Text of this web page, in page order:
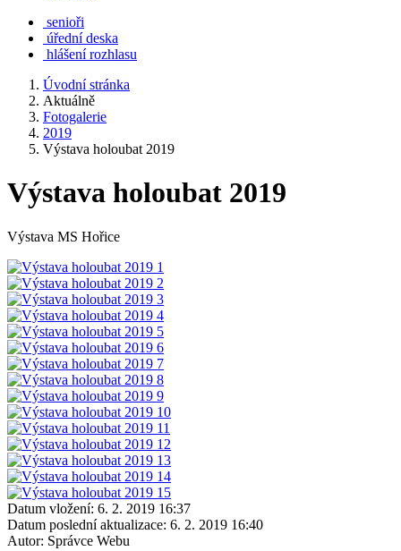
senioři
úřední deska
hlášení rozhlasu
Úvodní stránka
Aktuálně
Fotogalerie
2019
Výstava holoubat 2019
Výstava holoubat 2019
Výstava MS Hořice
Datum vložení: 6. 2. 2019 16:37
Datum poslední aktualizace: 6. 2. 2019 16:40
Autor: Správce Webu